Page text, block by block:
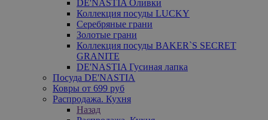
DE'NASTIA Оливки
Коллекция посуды LUCKY
Серебряные грани
Золотые грани
Коллекция посуды BAKER`S SECRET
GRANITE
DE'NASTIA Гусиная лапка
Посуда DE'NASTIA
Ковры от 699 руб
Распродажа. Кухня
Назад